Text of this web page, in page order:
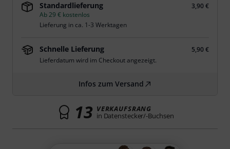
Standardlieferung
3,90 €
Ab 29 € kostenlos
Lieferung in ca. 1-3 Werktagen
Schnelle Lieferung
5,90 €
Lieferdatum wird im Checkout angezeigt.
Infos zum Versand
13 VERKAUFSRANG
in Datenstecker/-Buchsen